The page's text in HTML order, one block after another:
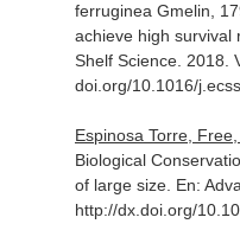
ferruginea Gmelin,
achieve high survival
Shelf Science. 2018.
doi.org/10.1016/
Espinosa Torre,
Biological
of large size. En:
http://dx.doi.org/